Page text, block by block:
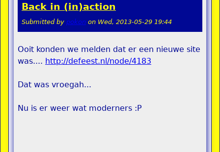
Back in (in)action
Submitted by pokon on Wed, 2013-05-29 19:44
Ooit konden we melden dat er een nieuwe site
was.... http://defeest.nl/node/4183
Dat was vroegah...
Nu is er weer wat moderners :P